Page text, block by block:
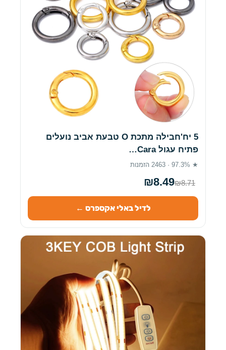
5 יח'חבילה מתכת O טבעת אביב נועלים
פתיח עגול Cara…
★ 97.3% · 2463 הזמנות
₪8.49₪8.71
לדיל באלי אקספרס ←